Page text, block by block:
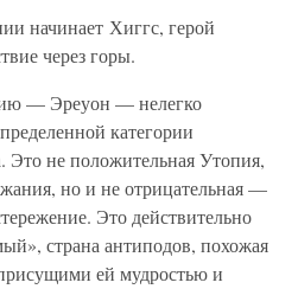
начинает Хиггс, герой
через горы.
— Эреуон — нелегко
категории
Это не положительная Утопия,
но и не отрицательная —
Это действительно
страна антиподов, похожая
ей мудростью и